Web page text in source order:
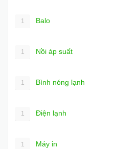
1 Balo
1 Nồi áp suất
1 Bình nóng lạnh
1 Điện lạnh
1 Máy in